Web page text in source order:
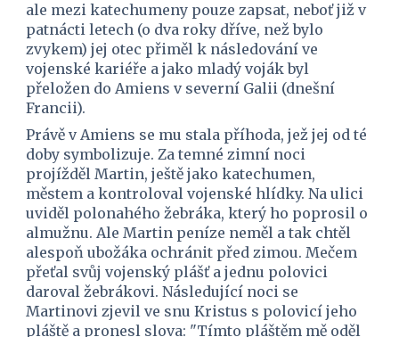
ale mezi katechumeny pouze zapsat, neboť již v
patnácti letech (o dva roky dříve, než bylo
zvykem) jej otec přiměl k následování ve
vojenské kariéře a jako mladý voják byl
přeložen do Amiens v severní Galii (dnešní
Francii).
Právě v Amiens se mu stala příhoda, jež jej od té
doby symbolizuje. Za temné zimní noci
projížděl Martin, ještě jako katechumen,
městem a kontroloval vojenské hlídky. Na ulici
uviděl polonahého žebráka, který ho poprosil o
almužnu. Ale Martin peníze neměl a tak chtěl
alespoň ubožáka ochránit před zimou. Mečem
přeťal svůj vojenský plášť a jednu polovici
daroval žebrákovi. Následující noci se
Martinovi zjevil ve snu Kristus s polovicí jeho
pláště a pronesl slova: "Tímto pláštěm mě oděl